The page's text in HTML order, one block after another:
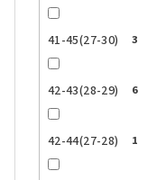
41-45(27-30) 3
42-43(28-29) 6
42-44(27-28) 1